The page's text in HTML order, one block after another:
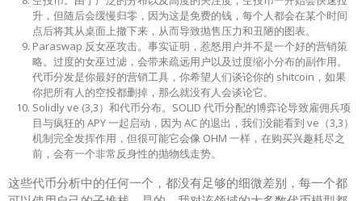
Solana 生态具有很多低流通量、高 VC 分配的项目，由于流通量低，
内部人士只能通过对冲疯狂的 FDV 来锁定收益，然后将代币抛售给接
盘侠。
向代币持有者分配 Sushiswap 费用，这减少了团队的资源，该团队从
一开始就拥有最少的协议所有权，因此团队专注于项目的动力不足。
OHM 绑定和疯狂的 APY 创造了一个反身怪物，这导致了过度投机，
随后由于大规模代币通胀而崩盘（-3，-3）。
Terra 稳定币燃烧/铸造机制以及 Anchor 储备，这个话题已经有大量
文章在讨论了，所以你可以阅读它们以获得更多细微差别。基本上，
你只能通过付钱的方式让人们在有限的时间内使用你的稳定币，如果
它在钱用完之前无法吸引到人，那么它可能已经被煮熟了。
Axie 的 SLP 模型。如果没有新的资金流入游戏来支持价格，那么无限
供应繁殖币就不起作用。